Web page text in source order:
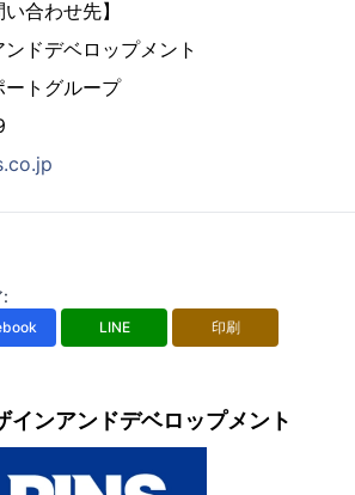
合わせ先】
ドデベロップメント
ートグループ
:
LINE 印刷
インアンドデベロップメント